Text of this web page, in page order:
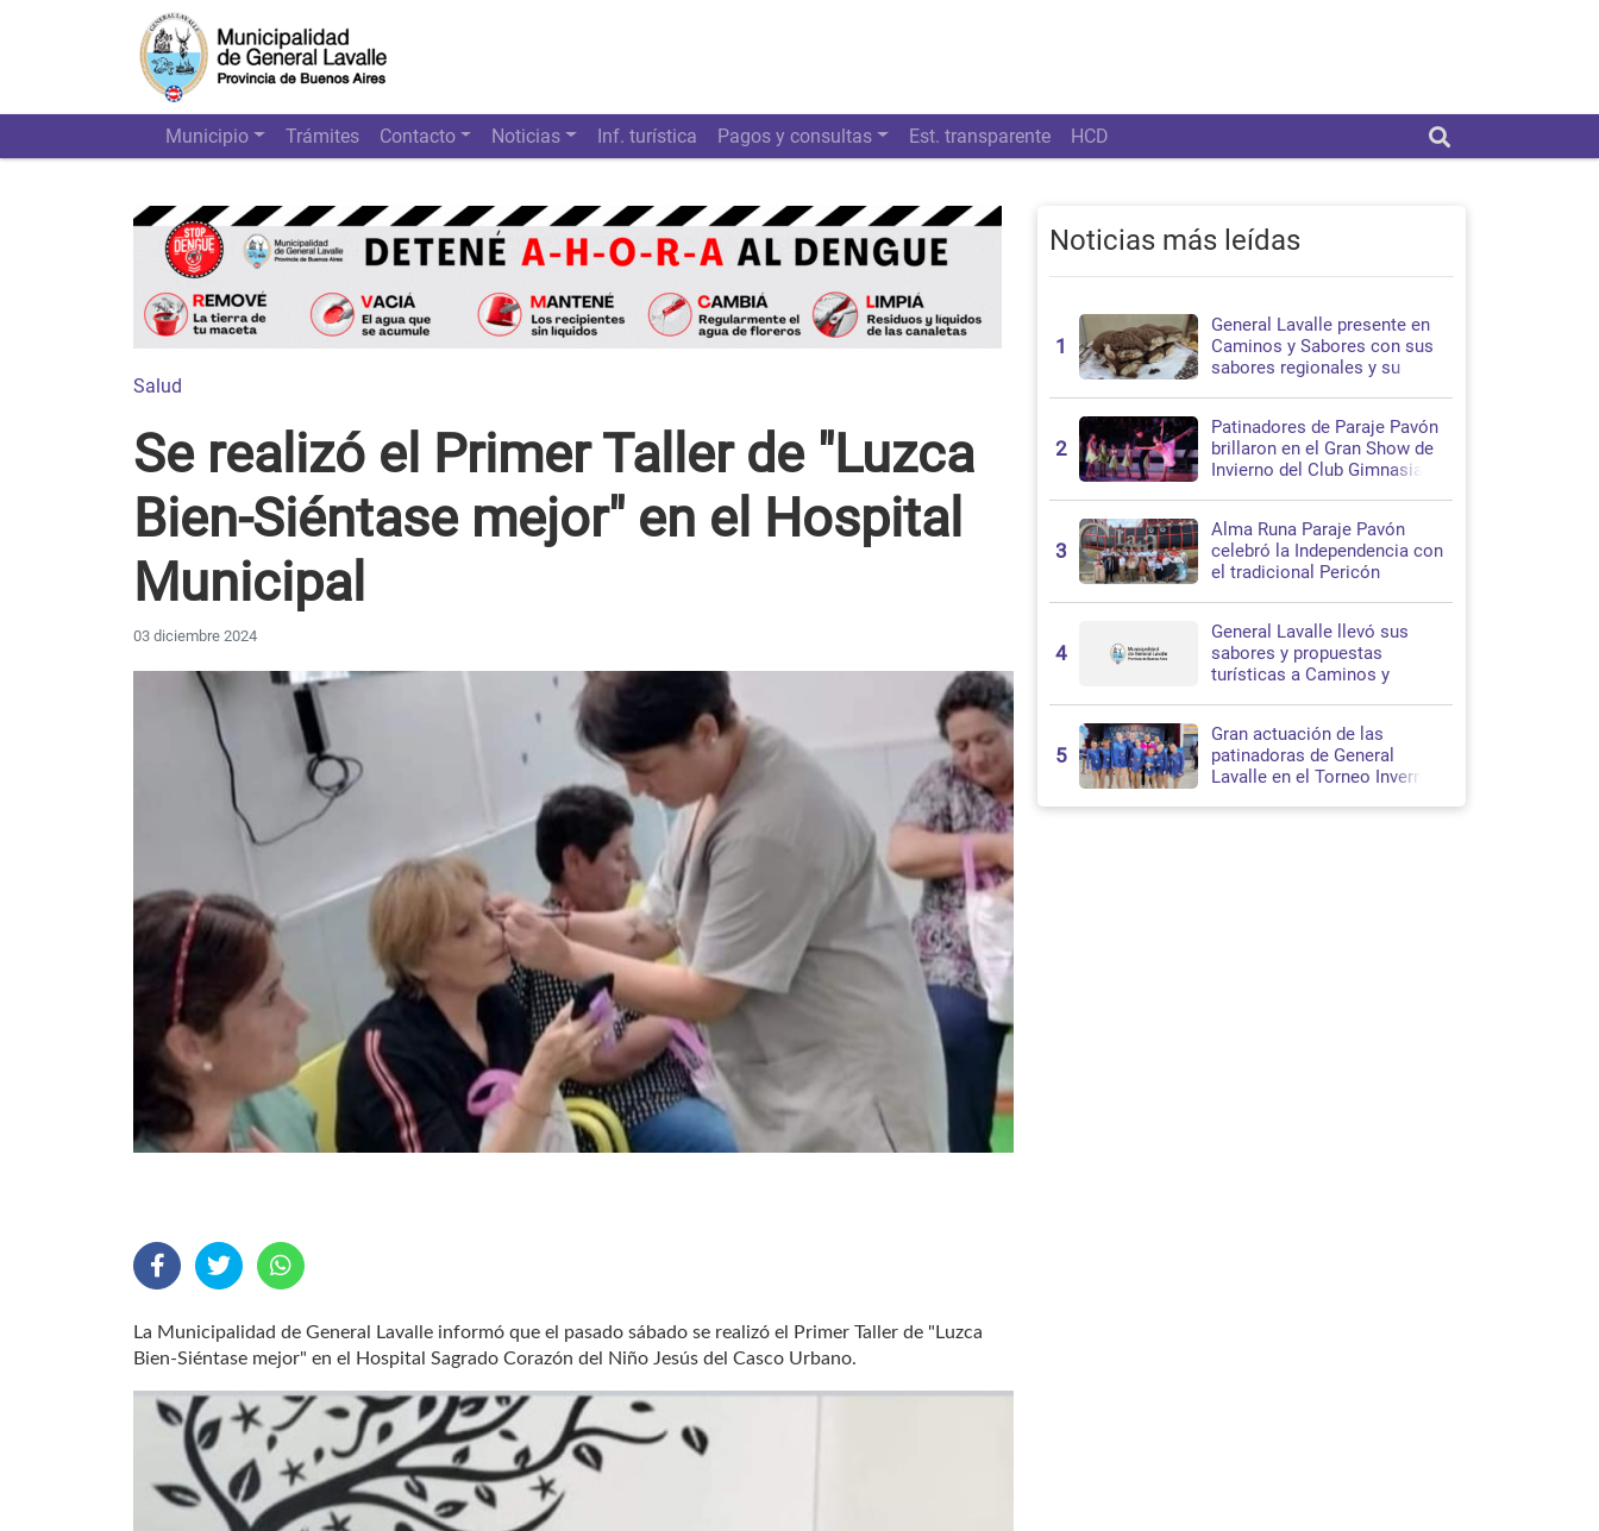
Municipio Trámites Contacto Noticias Inf. turística Pagos y consultas Est. transparente HCD
Salud
Se realizó el Primer Taller de "Luzca
Bien-Siéntase mejor" en el Hospital
Municipal
03 diciembre 2024
La Municipalidad de General Lavalle informó que el pasado sábado se realizó el Primer Taller de "Luzca
Bien-Siéntase mejor" en el Hospital Sagrado Corazón del Niño Jesús del Casco Urbano.
Noticias más leídas
1
General Lavalle presente en
Caminos y Sabores con sus
sabores regionales y su
2
Patinadores de Paraje Pavón
brillaron en el Gran Show de
Invierno del Club Gimnasia y
3
Alma Runa Paraje Pavón
celebró la Independencia con
el tradicional Pericón
4
General Lavalle llevó sus
sabores y propuestas
turísticas a Caminos y
5
Gran actuación de las
patinadoras de General
Lavalle en el Torneo Invernal